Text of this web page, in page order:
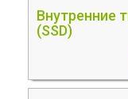
Внутренние
(SSD)